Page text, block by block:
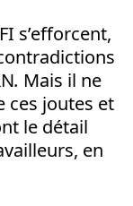
s’efforcent,
. Mais il ne
ces joutes et
le détail
en